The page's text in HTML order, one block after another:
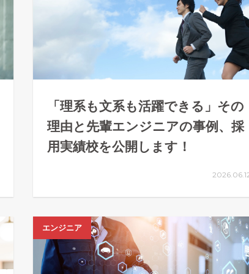
「理系も文系も活躍できる」その
理由と先輩エンジニアの事例、採
用実績校を公開します！
エンジニア